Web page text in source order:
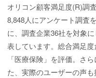
オリコン顧客満足度(R)調
8,848人にアンケート調査
に、調査企業36社を対象
表しています。総合満足
「医療保険」を評価。さ
た、実際のユーザーの声も